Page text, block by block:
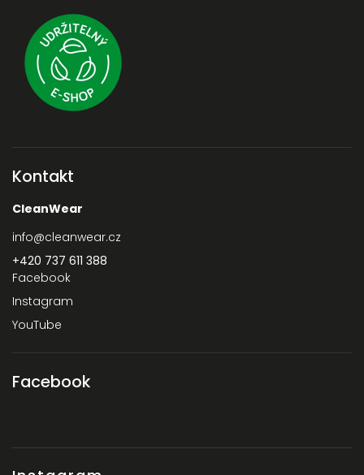
Kontakt
CleanWear
info@cleanwear.cz
+420 737 611 388‬
Facebook
Instagram
YouTube
Facebook